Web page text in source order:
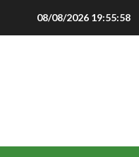
08/08/2026 19:55:59